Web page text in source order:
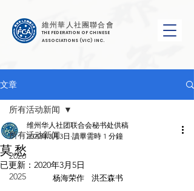
維州華人社團聯合會
THE FEDERATION OF CHINESE
ASSOCIATIONS (VIC) INC.
文章
所有活动新闻
2026
2025
所有活动新闻
莫 愁
维州华人社团联合会秘书处供稿
2020年3月3日 讀畢需時 1 分鐘
已更新： 2020年3月5日
                       杨海荣作    洪丕森书